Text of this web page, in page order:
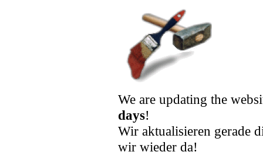
We are updating the
days!
Wir aktualisieren gerade
wir wieder da!